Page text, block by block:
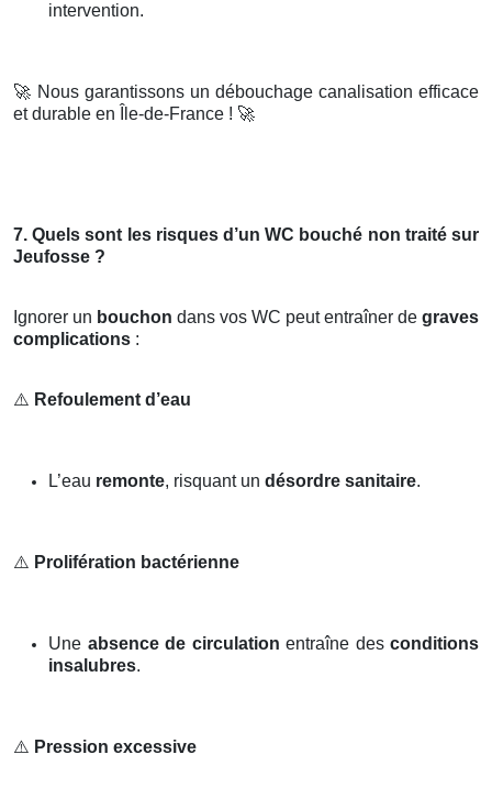
intervention.
🚀 Nous garantissons un débouchage canalisation efficace
et durable en Île-de-France ! 🚀
7. Quels sont les risques d’un WC bouché non traité sur
Jeufosse ?
Ignorer un bouchon dans vos WC peut entraîner de graves
complications :
⚠️ Refoulement d’eau
L’eau remonte, risquant un désordre sanitaire.
⚠️ Prolifération bactérienne
Une absence de circulation entraîne des conditions
insalubres.
⚠️ Pression excessive